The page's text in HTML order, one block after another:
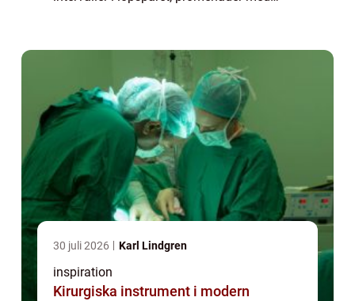
30 juli 2026 Karl Lindgren
inspiration
Kirurgiska instrument i modern